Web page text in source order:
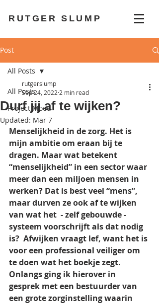
RUTGER SLUMP
Post
All Posts
Project Moed
All Posts
Durf jij af te wijken?
rutgerslump
Sep 24, 2022 2 min read
Updated: Mar 7
Menselijkheid in de zorg. Het is
mijn ambitie om eraan bij te
dragen. Maar wat betekent
“menselijkheid” in een sector waar
meer dan een miljoen mensen in
werken? Dat is best veel “mens”,
maar durven ze ook af te wijken
van wat het  - zelf gebouwde -
systeem voorschrijft als dat nodig
is?  Afwijken vraagt lef, want het is
voor een professional veiliger om
te doen wat het boekje zegt.
Onlangs ging ik hierover in
gesprek met een bestuurder van
een grote zorginstelling waarin